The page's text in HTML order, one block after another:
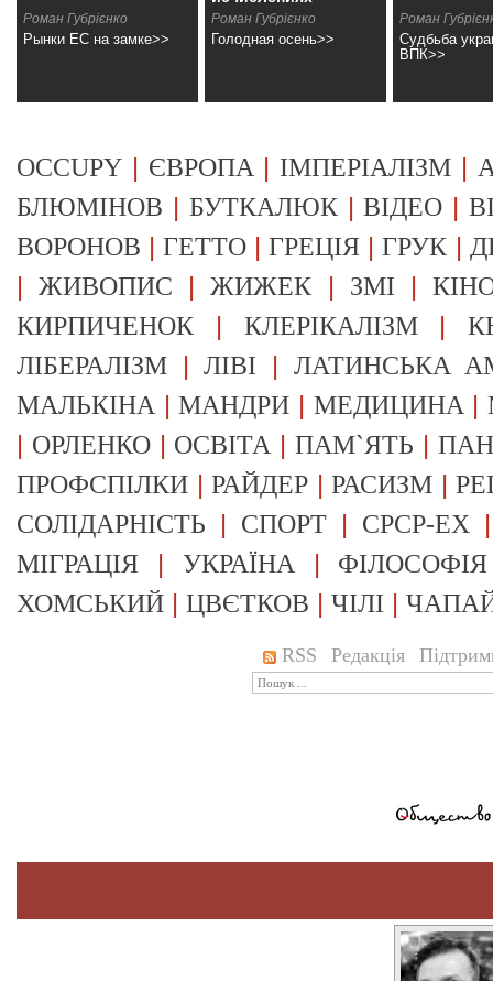
Роман Губрієнко
Рынки ЕС на замке>>
Путина
Роман Губрієнко
Голодная осень>>
Роман
Судбьба
ВПК>>
OCCUPY | ЄВРОПА | ІМПЕРІАЛІЗМ |
БЛЮМІНОВ | БУТКАЛЮК|ВІДЕО |
ВОРОНОВ |ГЕТТО |ГРЕЦІЯ |ГРУК |
|ЖИВОПИС |ЖИЖЕК | ЗМІ |
КИРПИЧЕНОК | КЛЕРІКАЛІЗМ|
ЛІБЕРАЛІЗМ |ЛІВІ | ЛАТИНСЬКА
МАЛЬКІНА |МАНДРИ | МЕДИЦИНА |
| ОРЛЕНКО| ОСВІТА |ПАМ`ЯТЬ |
ПРОФСПІЛКИ |РАЙДЕР |РАСИЗМ |
СОЛІДАРНІСТЬ | СПОРТ | СРСР-EX
МІГРАЦІЯ | УКРАЇНА | ФІЛОСОФІЯ
ХОМСЬКИЙ | ЦВЄТКОВ | ЧІЛІ |
RSS Редакція